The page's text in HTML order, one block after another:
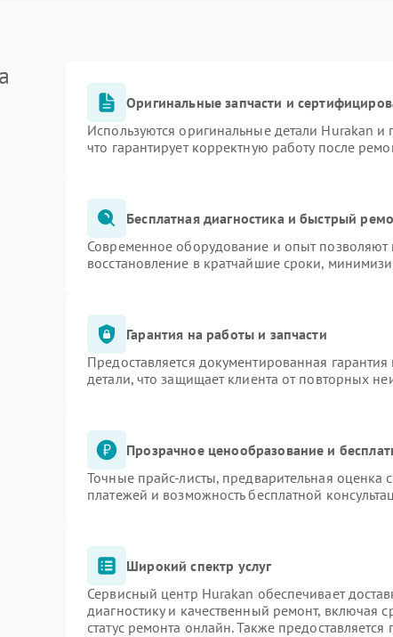
Оригинальные запчасти и
Используются оригинальные детали Hurakan
что гарантирует корректную работу после
Бесплатная диагностика и быстрый
Современное оборудование и опыт позволяют
восстановление в кратчайшие сроки,
Гарантия на работы и запчасти
Предоставляется документированная
детали, что защищает клиента от повторных
Прозрачное ценообразование и
Точные прайс-листы, предварительная оценка
платежей и возможность бесплатной
Широкий спектр услуг
Сервисный центр Hurakan обеспечивает
диагностику и качественный ремонт, включая
статус ремонта онлайн. Также